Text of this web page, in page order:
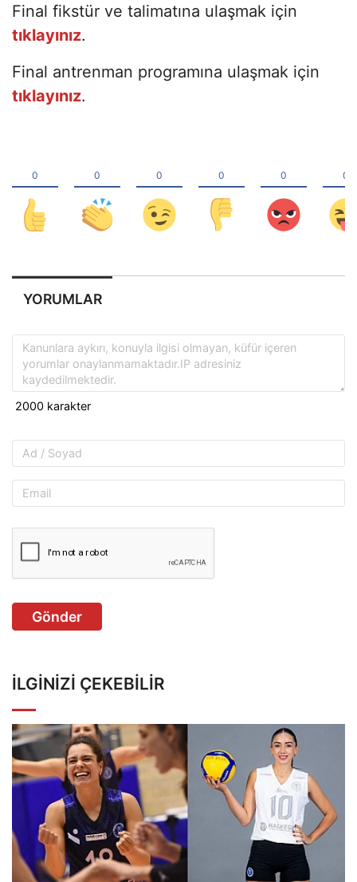
Final fikstür ve talimatına ulaşmak için
tıklayınız.
Final antrenman programına ulaşmak için
tıklayınız.
YORUMLAR
Gönder
İLGINIZI ÇEKEBILIR